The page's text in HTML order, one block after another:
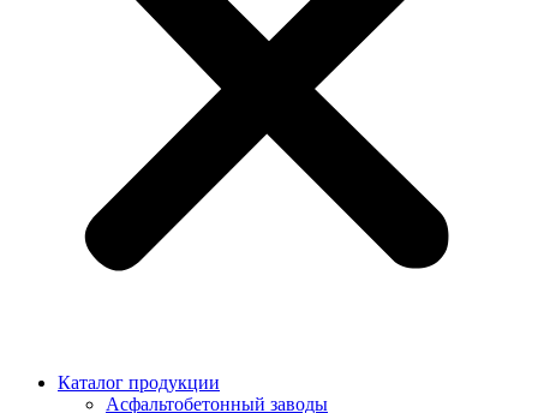
Каталог продукции
Асфальтобетонный заводы